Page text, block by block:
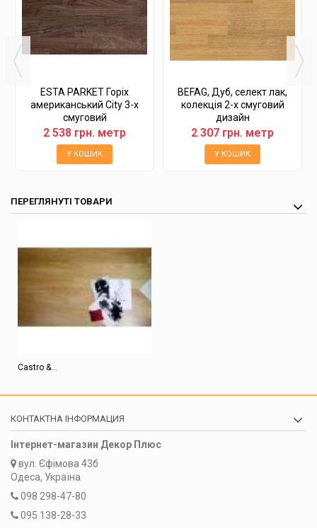
ESTA PARKET Горіх
американський City 3-х
смуговий
2 538 грн. метр
У КОШИК
BEFAG, Дуб, селект лак,
колекція 2-х смуговий
дизайн
2 307 грн. метр
У КОШИК
ПЕРЕГЛЯНУТІ ТОВАРИ
Castro &...
КОНТАКТНА ІНФОРМАЦИЯ
Інтернет-магазин Декор Плюс
вул. Єфімова 43б
Одеса, Україна
098 298-47-80
095 138-28-33